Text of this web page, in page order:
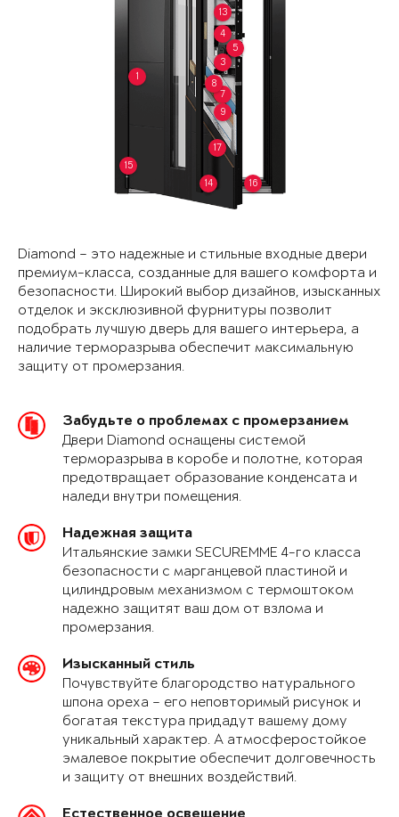
1
3
4
5
7
8
9
13
14
15
16
17
Diamond – это надежные и стильные входные двери
премиум-класса, созданные для вашего комфорта и
безопасности. Широкий выбор дизайнов, изысканных
отделок и эксклюзивной фурнитуры позволит
подобрать лучшую дверь для вашего интерьера, а
наличие терморазрыва обеспечит максимальную
защиту от промерзания.
Забудьте о проблемах с промерзанием
Двери Diamond оснащены системой
терморазрыва в коробе и полотне, которая
предотвращает образование конденсата и
наледи внутри помещения.
Надежная защита
Итальянские замки SECUREMME 4-го класса
безопасности с марганцевой пластиной и
цилиндровым механизмом с термоштоком
надежно защитят ваш дом от взлома и
промерзания.
Изысканный стиль
Почувствуйте благородство натурального
шпона ореха – его неповторимый рисунок и
богатая текстура придадут вашему дому
уникальный характер. А атмосферостойкое
эмалевое покрытие обеспечит долговечность
и защиту от внешних воздействий.